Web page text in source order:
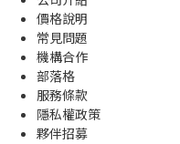
價格說明
常見問題
機構合作
部落格
服務條款
隱私權政策
夥伴招募